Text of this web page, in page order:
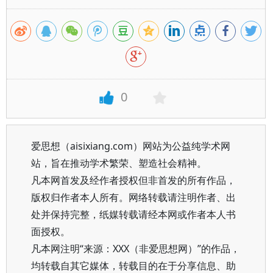
0
爱思想（aisixiang.com）网站为公益纯学术网
站，旨在推动学术繁荣、塑造社会精神。
凡本网首发及经作者授权但非首发的所有作品，
版权归作者本人所有。网络转载请注明作者、出
处并保持完整，纸媒转载请经本网或作者本人书
面授权。
凡本网注明“来源：XXX（非爱思想网）”的作品，
均转载自其它媒体，转载目的在于分享信息、助